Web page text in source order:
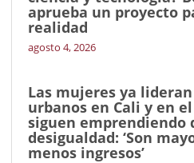
aprueba un proyecto
realidad
agosto 4, 2026
Las mujeres ya
urbanos en Cali y en
siguen emprendiendo
desigualdad: ‘Son
menos ingresos’